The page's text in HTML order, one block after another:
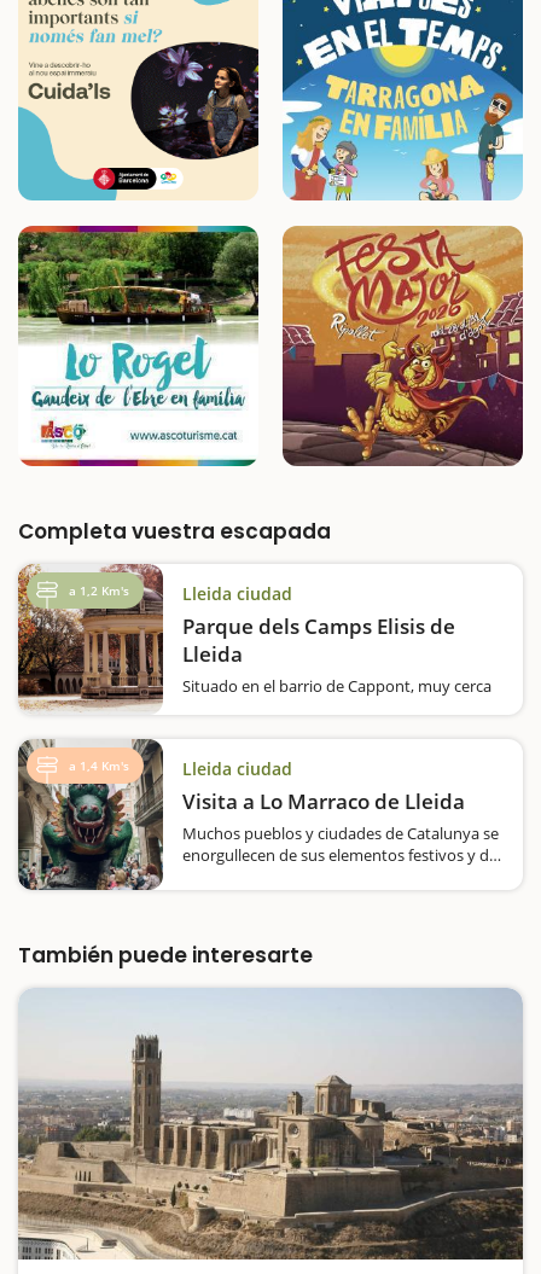
Completa vuestra escapada
a 1,2 Km's Lleida ciudad
Parque dels Camps Elisis de
Lleida
Situado en el barrio de Cappont, muy cerca
familia si estamos de escapada por Lleida .
Con…
a 1,4 Km's Lleida ciudad
Visita a Lo Marraco de Lleida
Muchos pueblos y ciudades de Catalunya se
enorgullecen de sus elementos festivos y de
entraremos en el universo festivo de…
También puede interesarte